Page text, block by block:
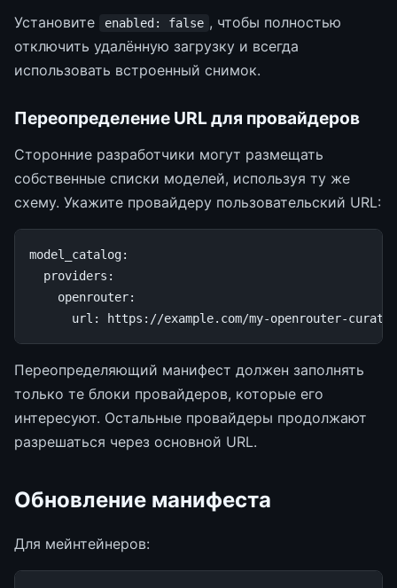
Установите enabled: false , чтобы полностью
отключить удалённую загрузку и всегда
использовать встроенный снимок.
Переопределение URL для провайдеров
Сторонние разработчики могут размещать
собственные списки моделей, используя ту же
схему. Укажите провайдеру пользовательский URL:
model_catalog:
providers :
openrouter:
url : https://example.com/my-openrouter-
Переопределяющий манифест должен заполнять
только те блоки провайдеров, которые его
интересуют. Остальные провайдеры продолжают
разрешаться через основной URL.
Обновление манифеста
Для мейнтейнеров: